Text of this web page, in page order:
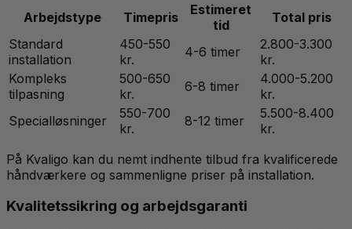
Arbejdstype Timepris
Estimeret
tid
Total pris
Standard
installation
450-550
kr.
4-6 timer
2.800-3.300
kr.
Kompleks
tilpasning
500-650
kr.
6-8 timer
4.000-5.200
kr.
Specialløsninger
550-700
kr.
8-12 timer
5.500-8.400
kr.
På Kvaligo kan du nemt indhente tilbud fra kvalificerede
håndværkere og sammenligne priser på installation.
Kvalitetssikring og arbejdsgaranti